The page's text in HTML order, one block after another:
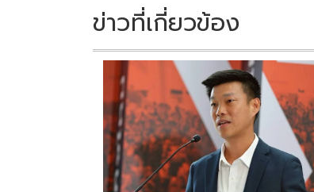
ข่าวที่เกี่ยวข้อง